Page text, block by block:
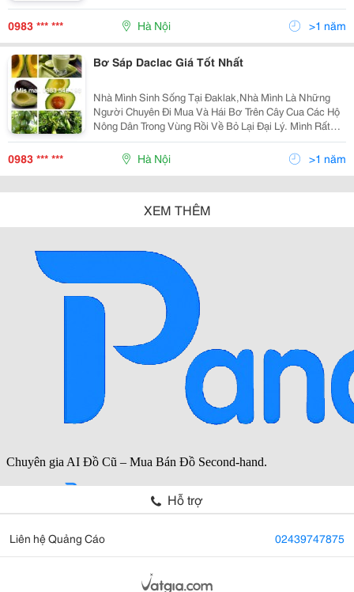
Vườn Chúng Tôi Quý Khách Yên Tâm Về Sản Phẩm (
Chất Lượng - Giá Thành - Vận Chuyển ) Đặc Biệt Không
Có Chấ
0983 *** *** Hà Nội >1 năm
Bơ Sáp Daclac Giá Tốt Nhất
Nhà Mình Sinh Sống Tại Đaklak,Nhà Mình Là Những
Người Chuyên Đi Mua Và Hái Bơ Trên Cây Cua Các Hộ
Nông Dân Trong Vùng Rồi Về Bỏ Lại Đại Lý. Mình Rất
Rành Về Các Loại Bơ Nha Vì Đã Ở Cùng Nó Từ Nhỏ
Tới Lớn!,Bố Mẹ Mình Chỉ Chuyên Mua Bơ Sáp! Hiện Tại
0983 *** *** Hà Nội >1 năm
XEM THÊM
Hỗ trợ
Liên hệ Quảng Cáo 02439747875